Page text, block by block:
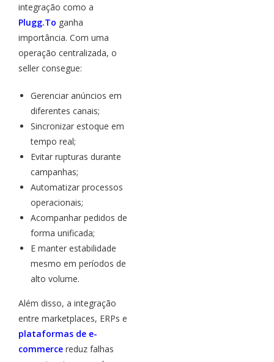
integração como a
Plugg.To ganha
importância. Com uma
operação centralizada, o
seller consegue:
Gerenciar anúncios em
diferentes canais;
Sincronizar estoque em
tempo real;
Evitar rupturas durante
campanhas;
Automatizar processos
operacionais;
Acompanhar pedidos de
forma unificada;
E manter estabilidade
mesmo em períodos de
alto volume.
Além disso, a integração
entre marketplaces, ERPs e
plataformas de e-
commerce reduz falhas